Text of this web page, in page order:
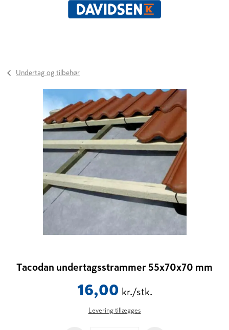
Undertag og tilbehør
Tacodan undertagsstrammer 55x70x70 mm
16,00 kr./stk.
Levering tillægges